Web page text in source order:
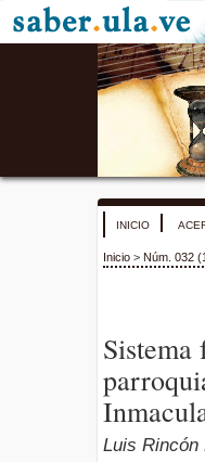
INICIO
Inicio > Núm. 032
Luis Rincón